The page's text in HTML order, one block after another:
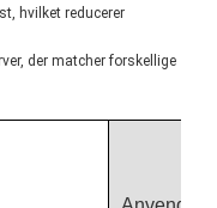
hvilket reducerer
der matcher forskellige